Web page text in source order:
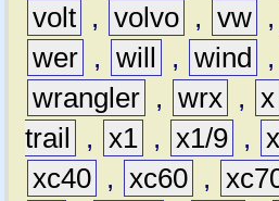
volt , volvo , vw ,
wer , will , wind ,
wrangler , wrx , x
trail
, x1 , x1/9 ,
xc40 , xc60 ,